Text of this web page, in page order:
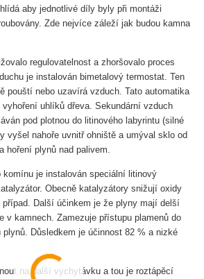
aby jednotlivé díly byly při montáži
Zde nejvíce záleží jak budou kamna
regulovatelnost a zhoršovalo proces
je instalován bimetalový termostat. Ten
pouští nebo uzavírá vzduch. Tato automatika
vyhoření uhlíků dřeva. Sekundární vzduch
pod plotnou do litinového labyrintu (silné
vyšel nahoře uvnitř ohniště a umýval sklo od
hoření plynů nad palivem.
komínu je instalován speciální litinový
Obecně katalyzátory snižují oxidy
Další účinkem je že plyny mají delší
v kamnech. Zamezuje přístupu plamenů do
plynů. Důsledkem je účinnost 82 % a nizké
na další vychytávku a tou je roztápěcí